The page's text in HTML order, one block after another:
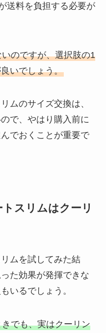
送料を負担する必要が
のですが、選択肢の1
いでしょう。
ムのサイズ交換は、
で、やはり購入前に
でおくことが重要で
スリムはクーリ
ムを試してみた結
た効果が発揮できな
いるでしょう。
でも、実はクーリン